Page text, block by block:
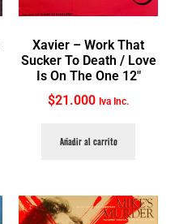
Xavier ‎– Work That
Sucker To Death / Love
Is On The One 12″
$21.000 Iva Inc.
Añadir al carrito